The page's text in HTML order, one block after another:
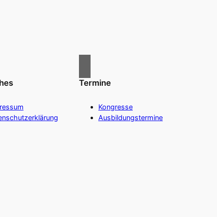
Termine
Kongresse
Ausbildungstermine